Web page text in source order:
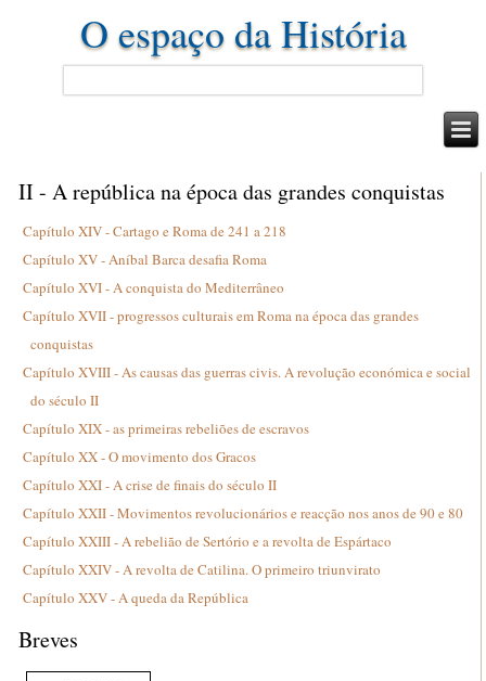
O espaço da História
II - A república na época das grandes conquistas
Capítulo XIV - Cartago e Roma de 241 a 218
Capítulo XV - Aníbal Barca desafia Roma
Capítulo XVI - A conquista do Mediterrâneo
Capítulo XVII - progressos culturais em Roma na época das grandes
conquistas
Capítulo XVIII - As causas das guerras civis. A revolução económica e social
do século II
Capítulo XIX - as primeiras rebeliões de escravos
Capítulo XX - O movimento dos Gracos
Capítulo XXI - A crise de finais do século II
Capítulo XXII - Movimentos revolucionários e reacção nos anos de 90 e 80
Capítulo XXIII - A rebelião de Sertório e a revolta de Espártaco
Capítulo XXIV - A revolta de Catilina. O primeiro triunvirato
Capítulo XXV - A queda da República
Breves